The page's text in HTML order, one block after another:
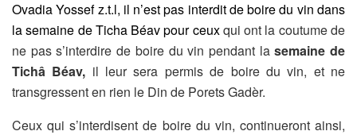
Ovadia Yossef z.t.l, il n’est pas interdit de boire du vin dans
la semaine de Ticha Béavpour ceuxqui ont la coutume de
ne pas s’interdire de boire du vin pendant lasemaine de
Tichâ Béav, il leur sera permis de boire du vin, et ne
transgressent en rien le Din de Porets Gadèr.
Ceux qui s’interdisent de boire du vin, continueront ainsi,